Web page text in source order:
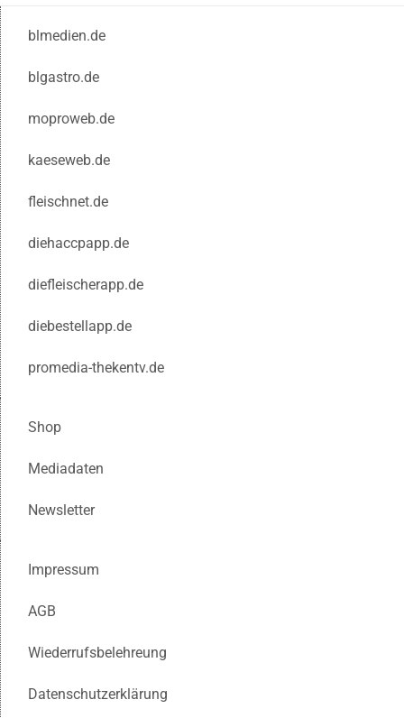
blmedien.de
blgastro.de
moproweb.de
kaeseweb.de
fleischnet.de
diehaccpapp.de
diefleischerapp.de
diebestellapp.de
promedia-thekentv.de
Shop
Mediadaten
Newsletter
Impressum
AGB
Wiederrufsbelehreung
Datenschutzerklärung